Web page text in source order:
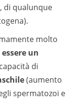
, di qualunque
molto
essere un
di
(aumento
spermatozoi e